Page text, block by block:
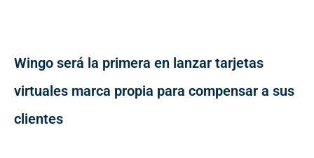
Wingo será la primera en lanzar tarjetas
virtuales marca propia para compensar a sus
clientes